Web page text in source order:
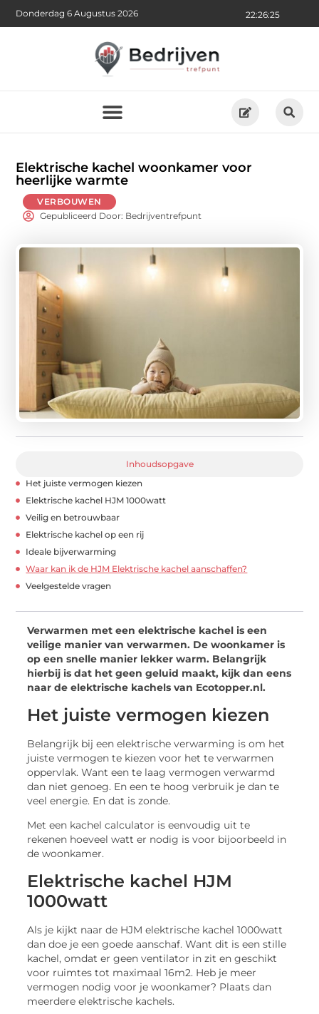
22:26:26
Donderdag 6 Augustus 2026
Elektrische kachel woonkamer voor
heerlijke warmte
VERBOUWEN
Gepubliceerd Door: Bedrijventrefpunt
Inhoudsopgave
Het juiste vermogen kiezen
Elektrische kachel HJM 1000watt
Veilig en betrouwbaar
Elektrische kachel op een rij
Ideale bijverwarming
Waar kan ik de HJM Elektrische kachel aanschaffen?
Veelgestelde vragen
Verwarmen met een elektrische kachel is een
veilige manier van verwarmen. De woonkamer is
op een snelle manier lekker warm. Belangrijk
hierbij is dat het geen geluid maakt, kijk dan eens
naar de elektrische kachels van Ecotopper.nl.
Het juiste vermogen kiezen
Belangrijk bij een elektrische verwarming is om het
juiste vermogen te kiezen voor het te verwarmen
oppervlak. Want een te laag vermogen verwarmd
dan niet genoeg. En een te hoog verbruik je dan te
veel energie. En dat is zonde.
Met een kachel calculator is eenvoudig uit te
rekenen hoeveel watt er nodig is voor bijoorbeeld in
de woonkamer.
Elektrische kachel HJM
1000watt
Als je kijkt naar de HJM elektrische kachel 1000watt
dan doe je een goede aanschaf. Want dit is een stille
kachel, omdat er geen ventilator in zit en geschikt
voor ruimtes tot maximaal 16m2. Heb je meer
vermogen nodig voor je woonkamer? Plaats dan
meerdere elektrische kachels.